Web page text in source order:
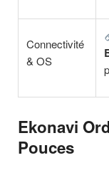
Connectivité
& OS
Ekonavi
Pouces